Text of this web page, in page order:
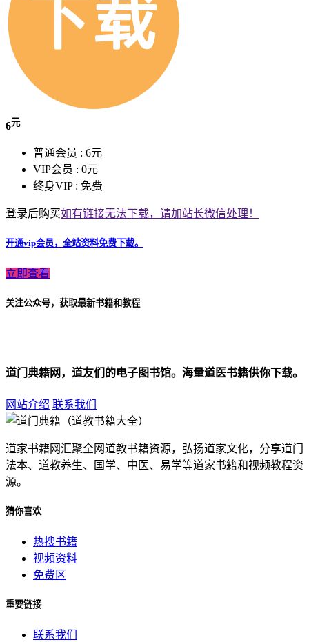
6元
普通会员 : 6元
VIP会员 : 0元
终身VIP : 免费
登录后购买如有链接无法下载，请加站长微信处理！
开通vip会员，全站资料免费下载。
立即查看
关注公众号，获取最新书籍和教程
道门典籍网，道友们的电子图书馆。海量道医书籍供你下载。
网站介绍 联系我们
道家书籍网汇聚全网道教书籍资源，弘扬道家文化，分享道门
法本、道教养生、国学、中医、易学等道家书籍和视频教程资
源。
猜你喜欢
热搜书籍
视频资料
免费区
重要链接
联系我们